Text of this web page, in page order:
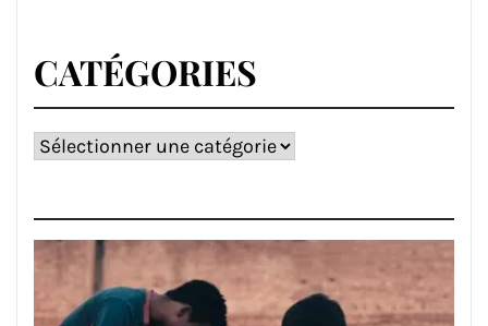
CATÉGORIES
Catégories